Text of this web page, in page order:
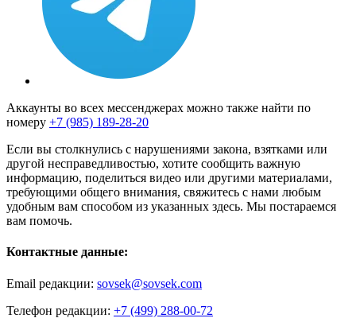
Аккаунты во всех мессенджерах можно также найти по
номеру +7 (985) 189-28-20
Если вы столкнулись с нарушениями закона, взятками или
другой несправедливостью, хотите сообщить важную
информацию, поделиться видео или другими материалами,
требующими общего внимания, свяжитесь с нами любым
удобным вам способом из указанных здесь. Мы постараемся
вам помочь.
Контактные данные:
Email редакции: sovsek@sovsek.com
Телефон редакции: +7 (499) 288-00-72